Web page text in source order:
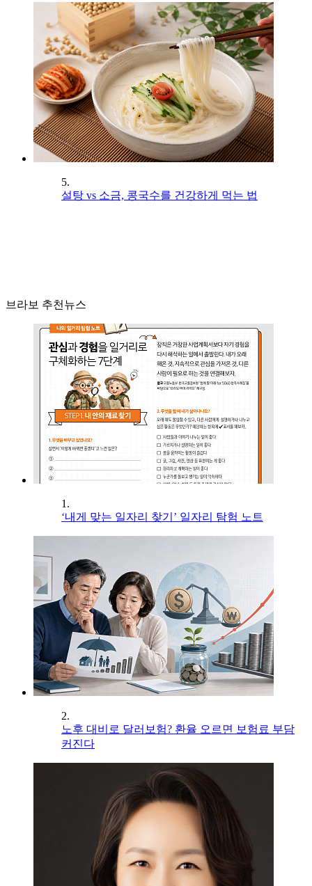
5.
설탕 vs 소금, 콩국수를 건강하게 먹는 법
브라보 추천뉴스
1.
‘내게 맞는 일자리 찾기’ 일자리 탐험 노트
2.
노후 대비로 달러보험? 환율 오르면 보험료 부담
커진다